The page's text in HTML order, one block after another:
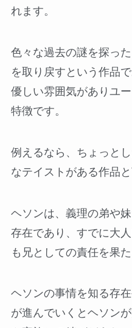
れます。
色々な過去の謎を探っ
を取り戻すという作品
優しい雰囲気がありユ
特徴です。
例えるなら、ちょっと
なテイストがある作品
ヘソンは、義理の弟や
存在であり、すでに大
も兄としての責任を果
ヘソンの事情を知る存
が進んでいくとヘソン